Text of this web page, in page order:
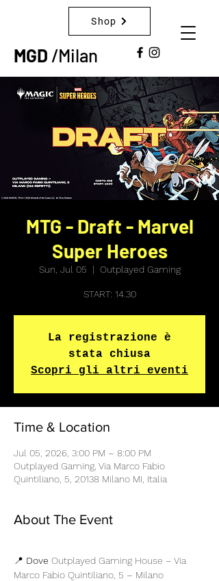
MGD /Milan
Shop
MTG - Draft - Marvel
Super Heroes
Sun, Jul 05
  |
Outplayed Gaming
START: 14.30
La registrazione è
stata chiusa
Scopri gli altri eventi
Time & Location
Jul 05, 2026, 3:00 PM – 8:00 PM
Outplayed Gaming, Via Marco Fabio
Quintiliano, 5, 20138 Milano MI, Italia
About The Event
📍 Dove Outplayed Gaming House – Via
Marco Fabio Quintiliano, 5 – Milano